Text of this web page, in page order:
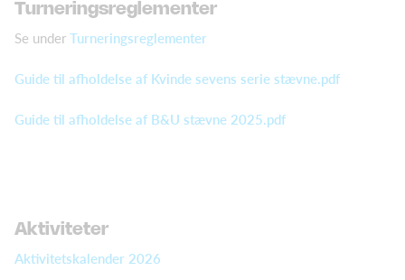
Turneringsreglementer
Se under Turneringsreglementer
Guide til afholdelse af Kvinde sevens serie stævne.pdf
Guide til afholdelse af B&U stævne 2025.pdf
Aktiviteter
Aktivitetskalender 2026